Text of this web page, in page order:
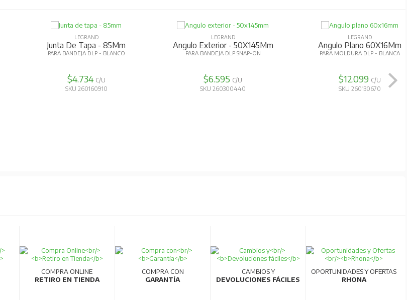
LEGRAND
Junta De Tapa - 85Mm
PARA BANDEJA DLP - BLANCO
$4.734 C/U
SKU 260160910
LEGRAND
Angulo Exterior - 50X145Mm
PARA BANDEJA DLP SNAP-ON
$6.595 C/U
SKU 260300440
LEGRAND
Angulo Plano 60X16Mm
PARA MOLDURA DLP - BLANCA
$12.099 C/U
SKU 260130670
COMPRA ONLINE
RETIRO EN TIENDA
COMPRA CON
GARANTÍA
CAMBIOS Y
DEVOLUCIONES FÁCILES
OPORTUNIDADES Y OFERTAS
RHONA